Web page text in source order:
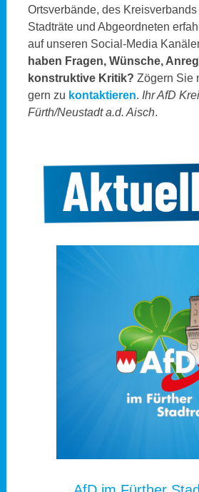
Ortsverbände, des
Stadträte und Abgeordneten
auf unseren Social-Media
haben Fragen, Wünsche,
konstruktive Kritik? Zögern Sie
gern zu kontaktieren. Ihr AfD
Fürth/Neustadt a.d. Aisch.